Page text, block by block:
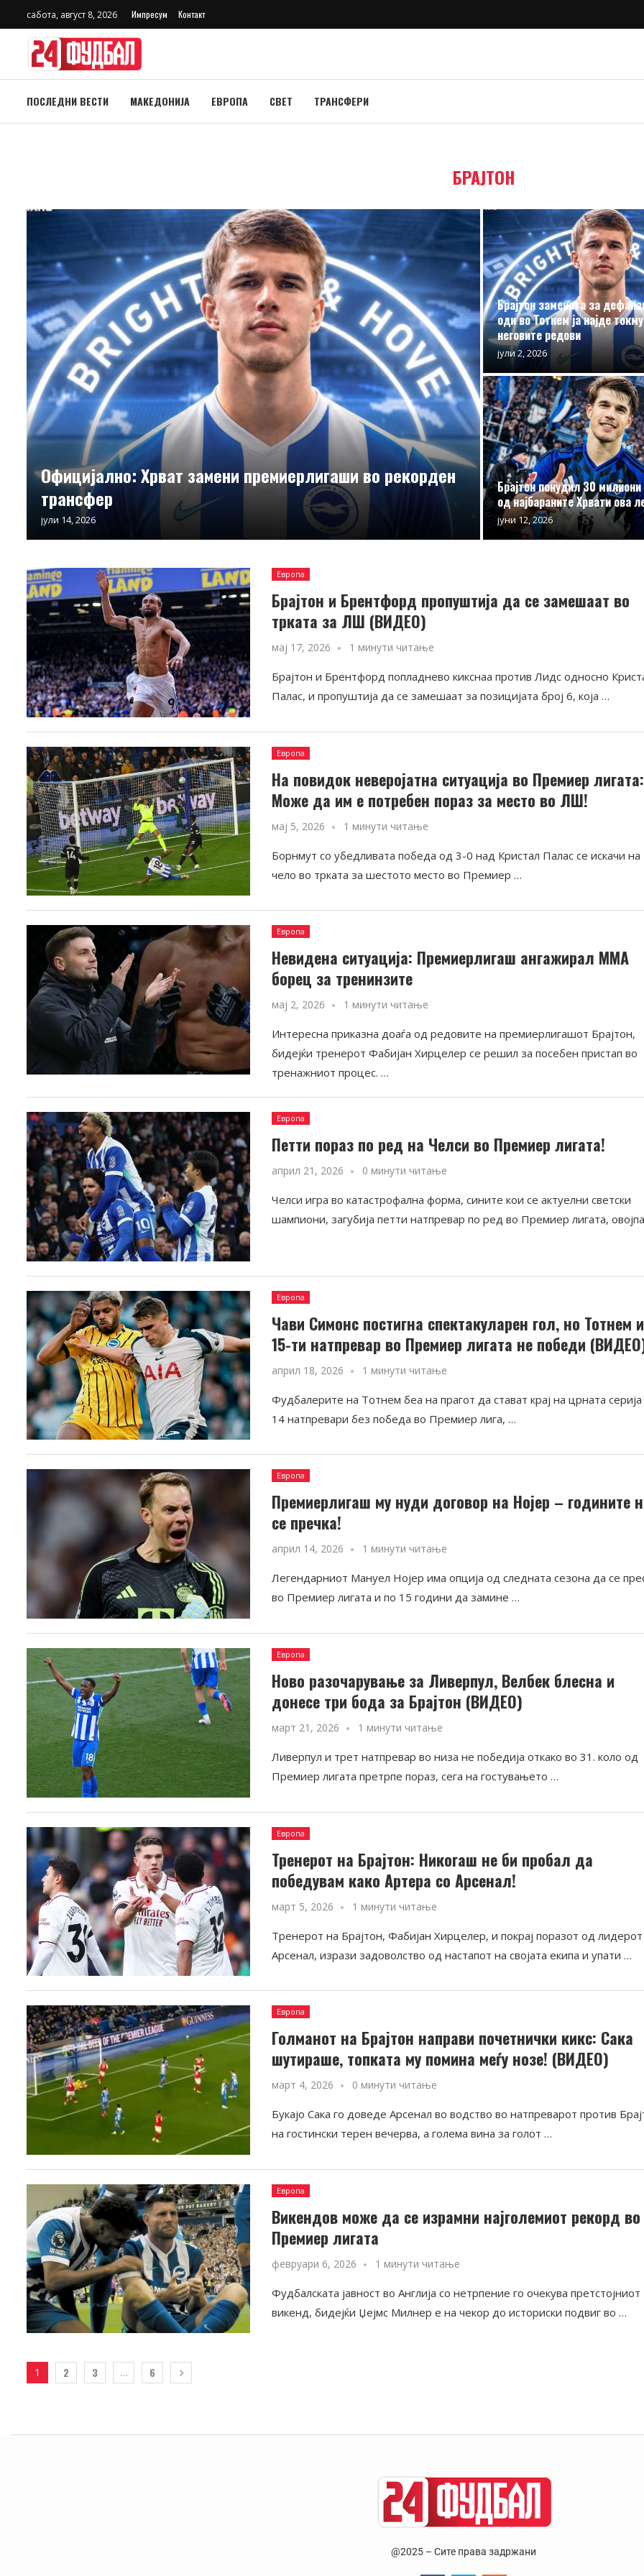
сабота, август 8, 2026 Импресум Контакт
ПОСЛЕДНИ ВЕСТИ МАКЕДОНИЈА ЕВРОПА СВЕТ ТРАНСФЕРИ
БРАЈТОН
Официјално: Хрват замени премиерлигаши во рекорден
трансфер
јули 14, 2026
Брајтон замената за
оди во Тотнем ја најде
неговите редови
јули 2, 2026
Брајтон понудил 30
од најбараните Хрвати ова
јуни 12, 2026
Европа
Брајтон и Брентфорд пропуштија да се замешаат во
трката за ЛШ (ВИДЕО)
мај 17, 2026 1 минути читање
Брајтон и Брентфорд попладнево кикснаа против Лидс односно
Палас, и пропуштија да се замешаат за позицијата број 6, која …
Европа
На повидок неверојатна ситуација во Премиер лигата:
Може да им е потребен пораз за место во ЛШ!
мај 5, 2026 1 минути читање
Борнмут со убедливата победа од 3-0 над Кристал Палас се искачи на
чело во трката за шестото место во Премиер …
Европа
Невидена ситуација: Премиерлигаш ангажирал ММА
борец за тренинзите
мај 2, 2026 1 минути читање
Интересна приказна доаѓа од редовите на премиерлигашот Брајтон,
бидејќи тренерот Фабијан Хирцелер се решил за посебен пристап во
тренажниот процес. …
Европа
Петти пораз по ред на Челси во Премиер лигата!
април 21, 2026 0 минути читање
Челси игра во катастрофална форма, сините кои се актуелни светски
шампиони, загубија петти натпревар по ред во Премиер лигата,
Европа
Чави Симонс постигна спектакуларен гол, но Тотнем и
15-ти натпревар во Премиер лигата не победи
април 18, 2026 1 минути читање
Фудбалерите на Тотнем беа на прагот да стават крај на црната
14 натпревари без победа во Премиер лига, …
Европа
Премиерлигаш му нуди договор на Нојер – годините
се пречка!
април 14, 2026 1 минути читање
Легендарниот Мануел Нојер има опција од следната сезона да се
во Премиер лигата и по 15 години да замине …
Европа
Ново разочарување за Ливерпул, Велбек блесна и
донесе три бода за Брајтон (ВИДЕО)
март 21, 2026 1 минути читање
Ливерпул и трет натпревар во низа не победија откако во 31. коло од
Премиер лигата претрпе пораз, сега на гостувањето …
Европа
Тренерот на Брајтон: Никогаш не би пробал да
победувам како Артера со Арсенал!
март 5, 2026 1 минути читање
Тренерот на Брајтон, Фабијан Хирцелер, и покрај поразот од лидерот
Арсенал, изрази задоволство од настапот на својата екипа и упати …
Европа
Голманот на Брајтон направи почетнички кикс: Сака
шутираше, топката му помина меѓу нозе! (ВИДЕО)
март 4, 2026 0 минути читање
Букајо Сака го доведе Арсенал во водство во натпреварот против
на гостински терен вечерва, а голема вина за голот …
Европа
Викендов може да се израмни најголемиот рекорд во
Премиер лигата
февруари 6, 2026 1 минути читање
Фудбалската јавност во Англија со нетрпение го очекува претстојниот
викенд, бидејќи Џејмс Милнер е на чекор до историски подвиг во …
1 2 3 … 6
@2025 – Сите права задржани